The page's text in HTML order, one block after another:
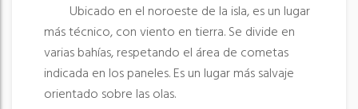
Ubicado en el noroeste de la isla, es un lugar
más técnico, con viento en tierra. Se divide en
varias bahías, respetando el área de cometas
indicada en los paneles. Es un lugar más salvaje
orientado sobre las olas.